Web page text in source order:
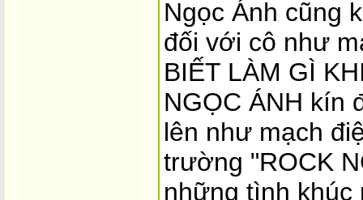
Ngọc Ánh cũng
đối với cô như
BIẾT LÀM GÌ
NGỌC ÁNH kín
lên như mạch
trường "ROCK
những tình khúc